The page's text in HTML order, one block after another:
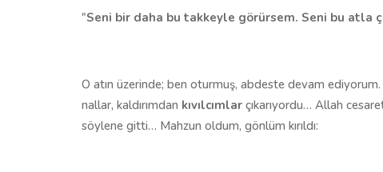
"Seni bir daha bu takkeyle görürsem. Seni bu atla
O atın üzerinde; ben oturmuş, abdeste devam
nallar, kaldırımdan kıvılcımlar çıkarıyordu… Allah
söylene gitti… Mahzun oldum, gönlüm kırıldı: